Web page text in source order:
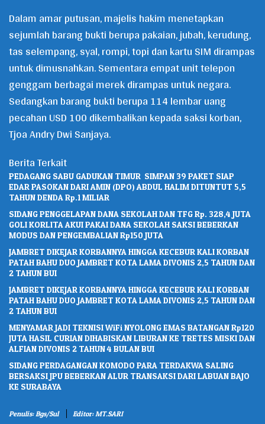
Dalam amar putusan, majelis hakim menetapkan
sejumlah barang bukti berupa pakaian, jubah, kerudung,
tas selempang, syal, rompi, topi dan kartu SIM dirampas
untuk dimusnahkan. Sementara empat unit telepon
genggam berbagai merek dirampas untuk negara.
Sedangkan barang bukti berupa 114 lembar uang
pecahan USD 100 dikembalikan kepada saksi korban,
Tjoa Andry Dwi Sanjaya.
Berita Terkait
PEDAGANG SABU GADUKAN TIMUR SIMPAN 39 PAKET SIAP
EDAR PASOKAN DARI AMIN (DPO) ABDUL HALIM DITUNTUT 5,5
TAHUN DENDA Rp.1 MILIAR
SIDANG PENGGELAPAN DANA SEKOLAH DAN TFG Rp. 328,4 JUTA
GOLI KORLITA AKUI PAKAI DANA SEKOLAH SAKSI BEBERKAN
MODUS DAN PENGEMBALIAN Rp150 JUTA
JAMBRET DIKEJAR KORBANNYA HINGGA KECEBUR KALI KORBAN
PATAH BAHU DUO JAMBRET KOTA LAMA DIVONIS 2,5 TAHUN DAN
2 TAHUN BUI
JAMBRET DIKEJAR KORBANNYA HINGGA KECEBUR KALI KORBAN
PATAH BAHU DUO JAMBRET KOTA LAMA DIVONIS 2,5 TAHUN DAN
2 TAHUN BUI
MENYAMAR JADI TEKNISI WiFi NYOLONG EMAS BATANGAN Rp120
JUTA HASIL CURIAN DIHABISKAN LIBURAN KE TRETES MISKI DAN
ALFIAN DIVONIS 2 TAHUN 4 BULAN BUI
SIDANG PERDAGANGAN KOMODO PARA TERDAKWA SALING
BERSAKSI JPU BEBERKAN ALUR TRANSAKSI DARI LABUAN BAJO
KE SURABAYA
Penulis: Bgs/sul Editor: MT.SARI